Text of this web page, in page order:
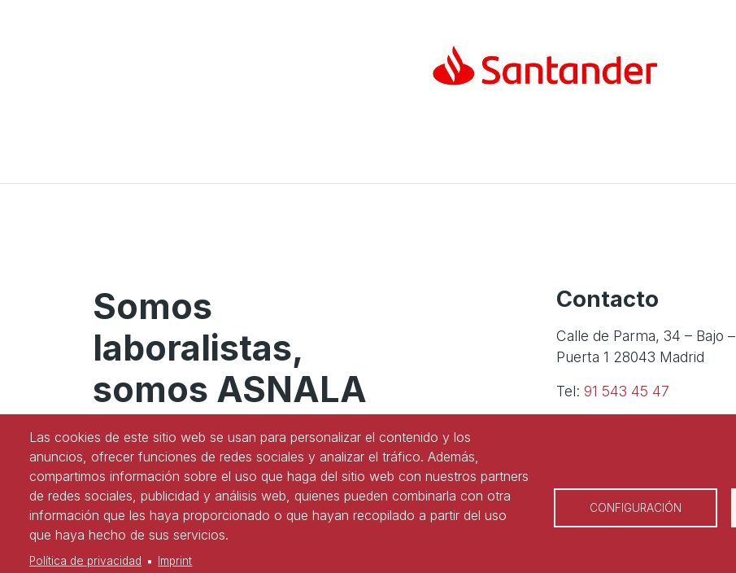
Somos
laboralistas,
somos ASNALA
#YoSoyASNALA
¡Síguenos en redes!
Contacto
Calle de Parma, 34 – Bajo –
Puerta 1 28043 Madrid
Tel: 91 543 45 47
Las cookies de este sitio web se usan para personalizar el contenido y los
anuncios, ofrecer funciones de redes sociales y analizar el tráfico. Además,
compartimos información sobre el uso que haga del sitio web con nuestros partners
de redes sociales, publicidad y análisis web, quienes pueden combinarla con otra
información que les haya proporcionado o que hayan recopilado a partir del uso
que haya hecho de sus servicios.
Política de privacidad Imprint
CONFIGURACIÓN